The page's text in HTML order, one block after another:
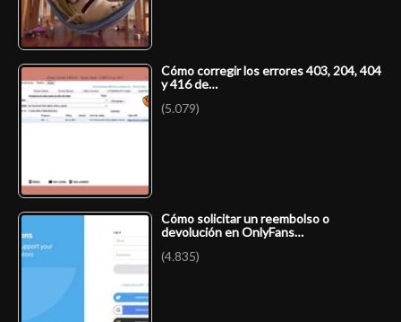
Cómo corregir los errores 403, 204, 404
y 416 de…
(5.079)
Cómo solicitar un reembolso o
devolución en OnlyFans…
(4.835)